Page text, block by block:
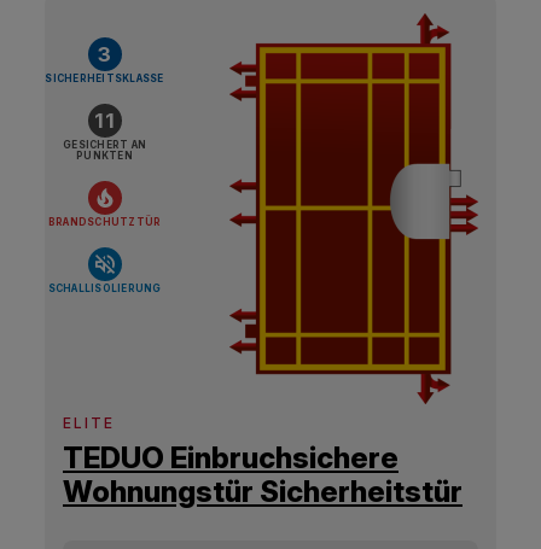
3
SICHERHEITSKLASSE
11
GESICHERT AN
PUNKTEN
BRANDSCHUTZTÜR
SCHALLISOLIERUNG
ELITE
TEDUO Einbruchsichere
Wohnungstür Sicherheitstür